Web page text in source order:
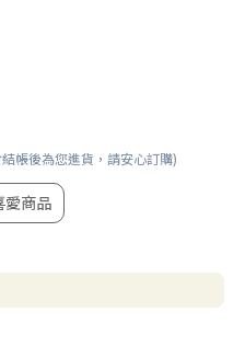
帳後為您進貨，請安心訂購)
愛商品